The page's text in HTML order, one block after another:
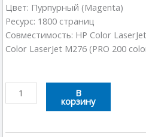
Цвет: Пурпурный (Magenta)
Ресурс: 1800 страниц
Совместимость: HP Color
Color LaserJet M276 (PRO 200
Количество
товара
HP
В
корзину